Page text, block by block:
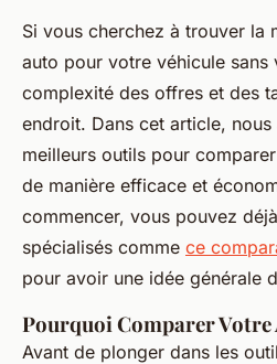
Si vous cherchez à trouver la
auto pour votre véhicule sans
complexité des offres et des
endroit. Dans cet article,
meilleurs outils pour
de manière efficace et
commencer, vous pouvez
spécialisés comme ce
pour avoir une idée générale
Pourquoi Comparer Votre
Avant de plonger dans les